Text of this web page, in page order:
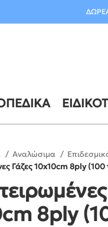
Αναλώσιμα
Γάζες 10x10cm 8ply (100
8ply